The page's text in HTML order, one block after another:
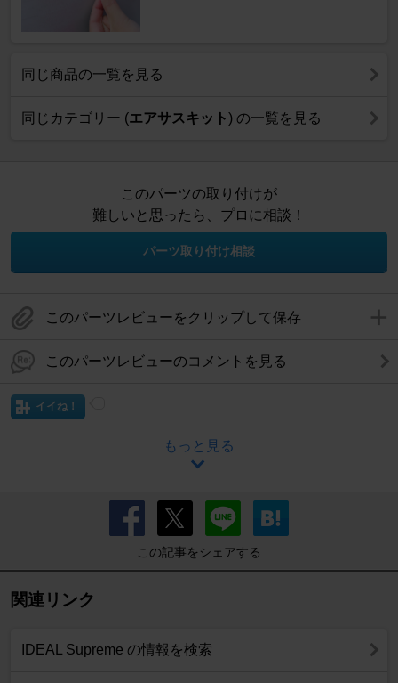
同じ商品の一覧を見る
同じカテゴリー (エアサスキット) の一覧を見る
このパーツの取り付けが
難しいと思ったら、プロに相談！
パーツ取り付け相談
このパーツレビューをクリップして保存
このパーツレビューのコメントを見る
イイね！
もっと見る
この記事をシェアする
関連リンク
IDEAL Supreme の情報を検索